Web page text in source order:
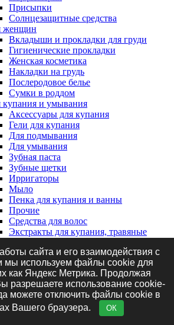
Присыпки
Солнцезащитные средства
женщин
Вкладыши и прокладки для груди
Гигиенические прокладки
Женская косметика
Накладки на грудь
Послеродовое белье
Сумки в роддом
купания и умывания
Аксессуары для купания
Гели для купания
Для подмывания
Для умывания
Зубная паста
Зубные щетки
Ирригаторы
Мыло
Пенка для купания и ванны
Прочие
Средства для волос
Экстракты для купания, травяные
наматрасники и впитывающие
Впитывающие пеленки
Клеенки
Наматрасники
принадлежности
сайта и его взаимодействия с
мы используем файлы cookie для
как Яндекс Метрика. Продолжая
разрешаете использование cookie-
можете отключить файлы cookie в
Вашего браузера.
ОК